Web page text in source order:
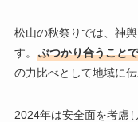
松山の秋祭りでは、神
す。
ぶつかり合うこと
の力比べとして地域に伝
2024年は安全面を考慮